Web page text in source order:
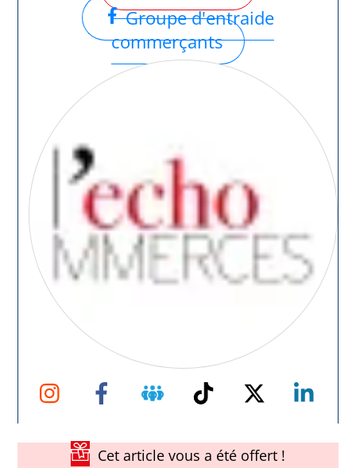
Groupe d'entraide
commerçants
Instagram Facebook Groupe
Facebook
TikTok Twitter
Cet article vous a été offert !